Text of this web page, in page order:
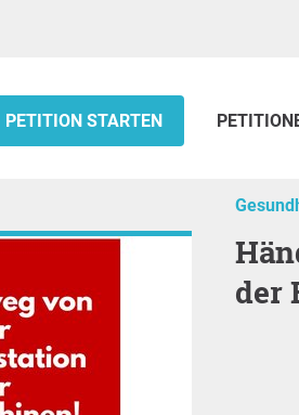
PETITION STARTEN
Hände weg von der Traumastation
der